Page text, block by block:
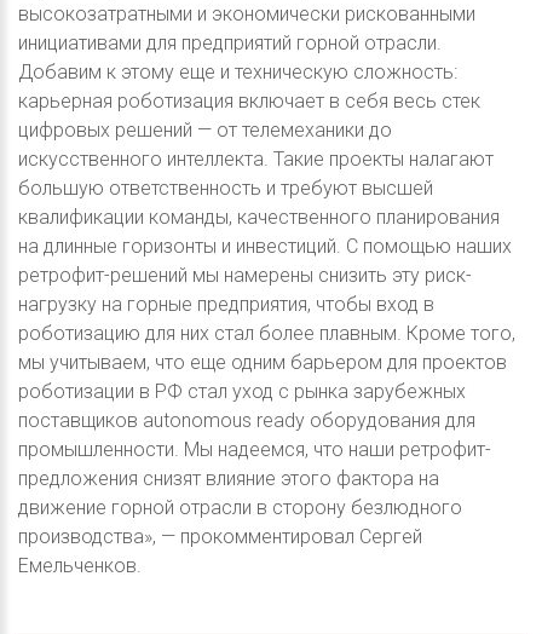
высокозатратными и экономически рискованными
инициативами для предприятий горной отрасли.
Добавим к этому еще и техническую сложность:
карьерная роботизация включает в себя весь стек
цифровых решений — от телемеханики до
искусственного интеллекта. Такие проекты налагают
большую ответственность и требуют высшей
квалификации команды, качественного планирования
на длинные горизонты и инвестиций. С помощью наших
ретрофит-решений мы намерены снизить эту риск-
нагрузку на горные предприятия, чтобы вход в
роботизацию для них стал более плавным. Кроме того,
мы учитываем, что еще одним барьером для проектов
роботизации в РФ стал уход с рынка зарубежных
поставщиков autonomous ready оборудования для
промышленности. Мы надеемся, что наши ретрофит-
предложения снизят влияние этого фактора на
движение горной отрасли в сторону безлюдного
производства», — прокомментировал Сергей
Емельченков.